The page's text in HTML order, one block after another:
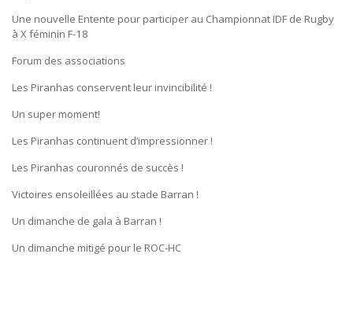
Une nouvelle Entente pour participer au Championnat IDF de Rugby
à X féminin F-18
Forum des associations
Les Piranhas conservent leur invincibilité !
Un super moment!
Les Piranhas continuent d’impressionner !
Les Piranhas couronnés de succès !
Victoires ensoleillées au stade Barran !
Un dimanche de gala à Barran !
Un dimanche mitigé pour le ROC-HC